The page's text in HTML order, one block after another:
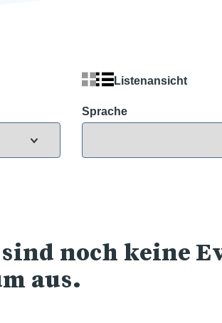
Listenansicht
Sprache
noch keine
aus.